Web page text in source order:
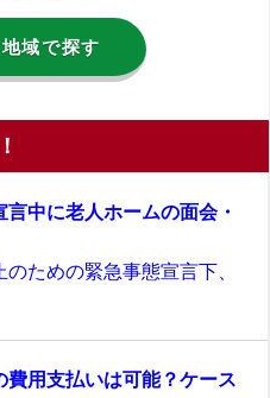
域で探す
中に老人ホームの面会・
ための緊急事態宣言下、
用支払いは可能？ケース